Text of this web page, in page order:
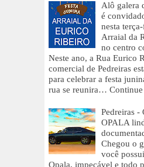
Alô galera
é
nesta
Arraial da
no centro
Neste ano, a Rua Eurico
comercial de Pedreiras
para celebrar a festa
rua se reunira…
Pedreiras -
OPALA
Chegou o
você
Opala, impecável e todo